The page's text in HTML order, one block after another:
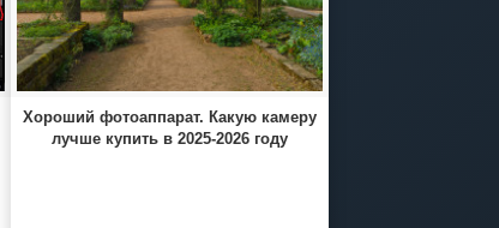
Хороший фотоаппарат. Какую камеру
лучше купить в 2025-2026 году